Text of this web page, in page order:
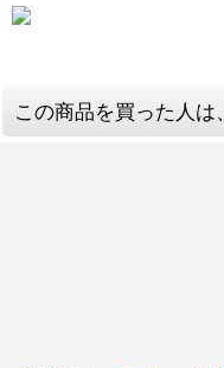
この商品を買った人